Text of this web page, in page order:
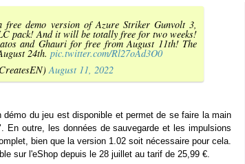
free demo version of Azure Striker Gunvolt 3,
pack! And it will be totally free for two weeks!
and Ghauri for free from August 11th! The
24th. pic.twitter.com/Rl27oAd3O0
August 11, 2022
démo du jeu est disponible et permet de se faire la main
En outre, les données de sauvegarde et les impulsions
bien que la version 1.02 soit nécessaire pour cela.
sur l'eShop depuis le 28 juillet au tarif de 25,99 €.